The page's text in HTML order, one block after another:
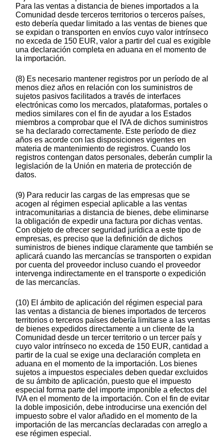
Para las ventas a distancia de bienes importados a la
Comunidad desde terceros territorios o terceros países,
esto debería quedar limitado a las ventas de bienes que
se expidan o transporten en envíos cuyo valor intrínseco
no exceda de 150 EUR, valor a partir del cual es exigible
una declaración completa en aduana en el momento de
la importación.
(8) Es necesario mantener registros por un período de al
menos diez años en relación con los suministros de
sujetos pasivos facilitados a través de interfaces
electrónicas como los mercados, plataformas, portales o
medios similares con el fin de ayudar a los Estados
miembros a comprobar que el IVA de dichos suministros
se ha declarado correctamente. Este período de diez
años es acorde con las disposiciones vigentes en
materia de mantenimiento de registros. Cuando los
registros contengan datos personales, deberán cumplir la
legislación de la Unión en materia de protección de
datos.
(9) Para reducir las cargas de las empresas que se
acogen al régimen especial aplicable a las ventas
intracomunitarias a distancia de bienes, debe eliminarse
la obligación de expedir una factura por dichas ventas.
Con objeto de ofrecer seguridad jurídica a este tipo de
empresas, es preciso que la definición de dichos
suministros de bienes indique claramente que también se
aplicará cuando las mercancías se transporten o expidan
por cuenta del proveedor incluso cuando el proveedor
intervenga indirectamente en el transporte o expedición
de las mercancías.
(10) El ámbito de aplicación del régimen especial para
las ventas a distancia de bienes importados de terceros
territorios o terceros países debería limitarse a las ventas
de bienes expedidos directamente a un cliente de la
Comunidad desde un tercer territorio o un tercer país y
cuyo valor intrínseco no exceda de 150 EUR, cantidad a
partir de la cual se exige una declaración completa en
aduana en el momento de la importación. Los bienes
sujetos a impuestos especiales deben quedar excluidos
de su ámbito de aplicación, puesto que el impuesto
especial forma parte del importe imponible a efectos del
IVA en el momento de la importación. Con el fin de evitar
la doble imposición, debe introducirse una exención del
impuesto sobre el valor añadido en el momento de la
importación de las mercancías declaradas con arreglo a
ese régimen especial.